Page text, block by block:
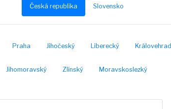
Česká republika Slovensko
Praha Jihočeský Liberecký
Jihomoravský Zlínský Moravskoslezký